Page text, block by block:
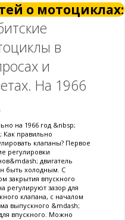
о мотоциклах:
в
и
На 1966
на 1966 год &nbsp;
Как правильно
клапаны? Первое
регулировки
двигатель
быть холодным. С
закрытия впускного
регулируют зазор для
клапана, с началом
выпускного &mdash;
впускного. Можно